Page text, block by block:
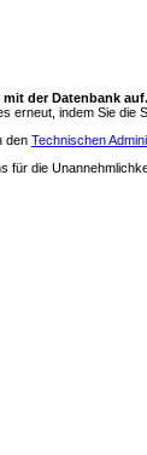
der Datenbank auf.
erneut, indem Sie die
den Technischen
für die